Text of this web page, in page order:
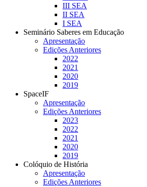
III SEA
II SEA
I SEA
Seminário Saberes em Educação
Apresentação
Edições Anteriores
2022
2021
2020
2019
SpaceIF
Apresentação
Edições Anteriores
2023
2022
2021
2020
2019
Colóquio de História
Apresentação
Edições Anteriores